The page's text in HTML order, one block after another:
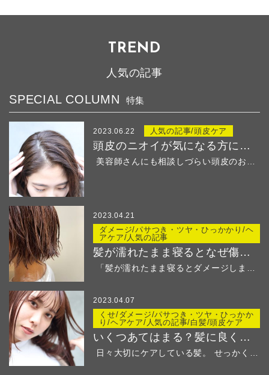
TREND
人気の記事
SPECIAL COLUMN 特集
2023.06.22 人気の記事/頭皮ケア
頭皮のニオイが気になる方におすすめ！
2023.04.21
ダメージ/パサつき・ツヤ・ひっかかり/ヘ
アケア/人気の記事
髪が濡れたまま寝るとなぜ傷む？
「髪が濡れたまま寝るとダメージしますよ」と美容師さ...
2023.04.07
くせ/ダメージ/パサつき・ツヤ・ひっかか
り/ヘアケア/人気の記事/白髪/頭皮ケア
いくつあてはまる？髪に良くないことリストでチェック